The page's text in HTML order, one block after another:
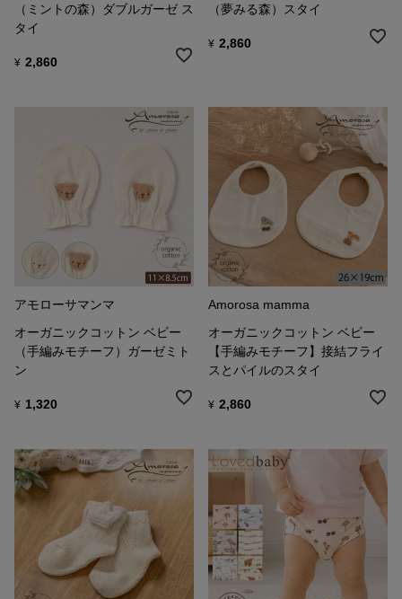
（ミントの森）ダブルガーゼ ス
タイ
¥ 2,860
（夢みる森）スタイ
¥ 2,860
アモローサマンマ
オーガニックコットン ベビー
（手編みモチーフ）ガーゼミト
ン
¥ 1,320
Amorosa mamma
オーガニックコットン ベビー
【手編みモチーフ】接結フライ
スとパイルのスタイ
¥ 2,860